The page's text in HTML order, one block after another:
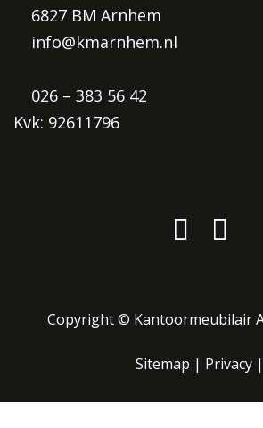
6827 BM Arnhem
info@kmarnhem.nl
026 – 383 56 42
Kvk: 92611796
Copyright © Kantoormeubilair
Sitemap | Privacy |